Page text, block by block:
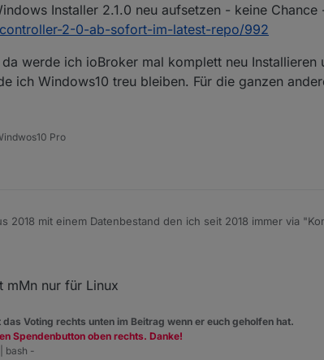
},
rename \'C:\\IoB
not permitted, rename 'C:\IoB
Installer 2.1.0 neu aufsetzen - keine Chance
2-0-ab-sofort-im-latest-repo/992
werde ich ioBroker mal komplett neu Installieren
ich Windows10 treu bleiben. Für die ganzen
Pro
2018 mit einem Datenbestand den ich seit 2018 immer via
Dateien angelegt.
Windows Installer 2.1.0 neu aufsetzen - keine Chance -
und da werde ich ioBroker mal komplett neu Installieren
mMn nur für Linux
das Voting rechts unten im Beitrag wenn er euch geholfen hat.
Spendenbutton oben rechts. Danke!
bash -